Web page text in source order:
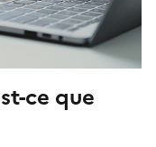
ce que